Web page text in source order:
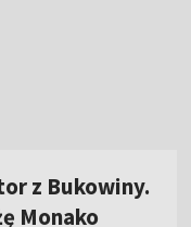
"Na wspomnienia